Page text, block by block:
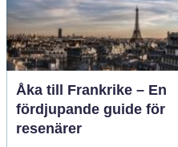
Åka till Frankrike – En
fördjupande guide för
resenärer